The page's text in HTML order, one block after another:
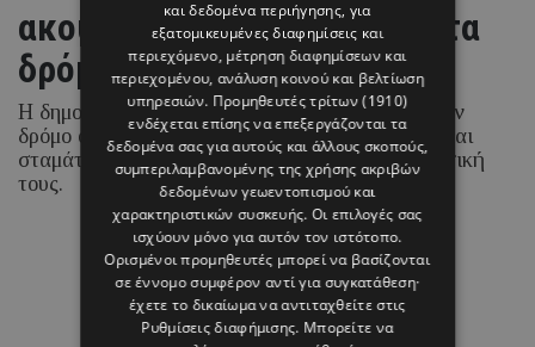
ακουσε Τσιτσάνη από μπάντα
δρόμου
Η δημοφιλής τραγουδίστρια βρέθηκε τυχαία στον
δρόμο όπου έπαιζε η μπάντα «Αγία Φανφάρα» και
σταμάτησε για να απολαύσει από κοντά τη μουσική
τους.
08 ΑΥΓΟΥΣΤΟΥ 26 - 15:49
Margarita Psichi
και δεδομένα περιήγησης, για
εξατομικευμένες διαφημίσεις και
περιεχόμενο, μέτρηση διαφημίσεων και
περιεχομένου, ανάλυση κοινού και βελτίωση
υπηρεσιών. Προμηθευτές τρίτων (1910)
ενδέχεται επίσης να επεξεργάζονται τα
δεδομένα σας για αυτούς και άλλους σκοπούς,
συμπεριλαμβανομένης της χρήσης ακριβών
δεδομένων γεωεντοπισμού και
χαρακτηριστικών συσκευής. Οι επιλογές σας
ισχύουν μόνο για αυτόν τον ιστότοπο.
Ορισμένοι προμηθευτές μπορεί να βασίζονται
σε έννομο συμφέρον αντί για συγκατάθεση·
έχετε το δικαίωμα να αντιταχθείτε στις
Ρυθμίσεις διαφήμισης. Μπορείτε να